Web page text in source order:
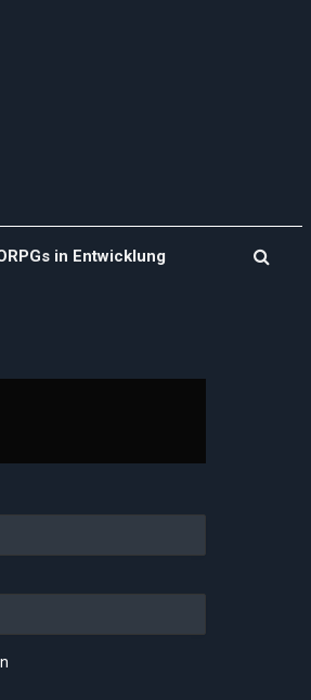
in Entwicklung